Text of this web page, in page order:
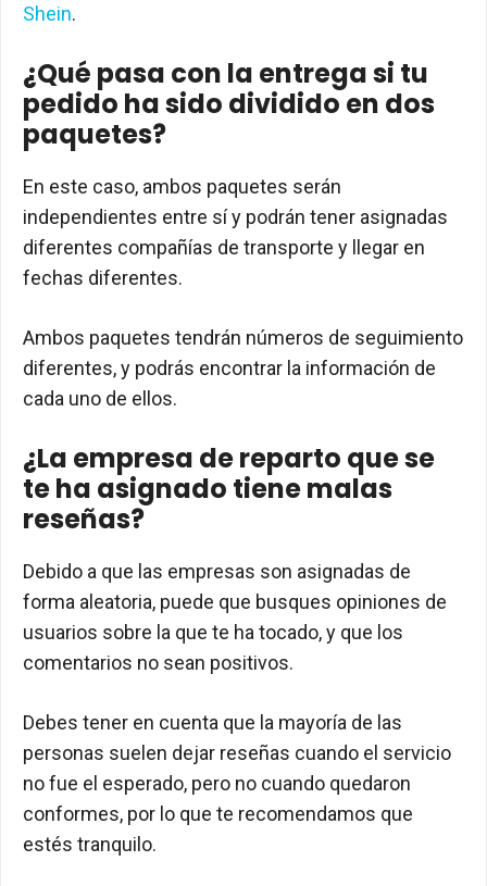
Shein.
¿Qué pasa con la entrega si tu
pedido ha sido dividido en dos
paquetes?
En este caso, ambos paquetes serán
independientes entre sí y podrán tener asignadas
diferentes compañías de transporte y llegar en
fechas diferentes.
Ambos paquetes tendrán números de seguimiento
diferentes, y podrás encontrar la información de
cada uno de ellos.
¿La empresa de reparto que se
te ha asignado tiene malas
reseñas?
Debido a que las empresas son asignadas de
forma aleatoria, puede que busques opiniones de
usuarios sobre la que te ha tocado, y que los
comentarios no sean positivos.
Debes tener en cuenta que la mayoría de las
personas suelen dejar reseñas cuando el servicio
no fue el esperado, pero no cuando quedaron
conformes, por lo que te recomendamos que
estés tranquilo.